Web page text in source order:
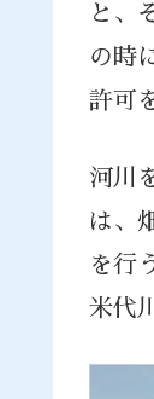
と、
の時
許可
河川
は、
を行
米代